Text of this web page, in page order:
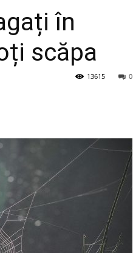
în
scăpa
0
13615